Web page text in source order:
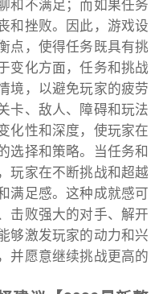
和不满足；而如果任务
和挫败。因此，游戏设
点，使得任务既具有挑
变化方面，任务和挑战
境，以避免玩家的疲劳
卡、敌人、障碍和玩法
化性和深度，使玩家在
选择和策略。当任务和
玩家在不断挑战和超越
满足感。这种成就感可
击败强大的对手、解开
够激发玩家的动力和兴
并愿意继续挑战更高的